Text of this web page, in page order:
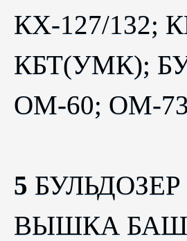
КХ-127/132;
КБТ(УМК);
ОМ-60; ОМ-
5
ВЫШКА